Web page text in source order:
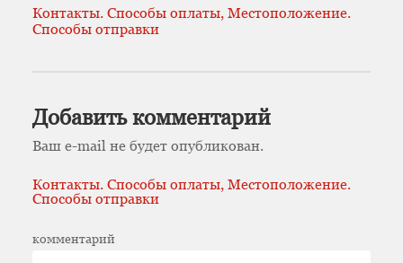
Контакты. Способы оплаты, Местоположение.
Способы отправки
Добавить комментарий
Ваш e-mail не будет опубликован.
Контакты. Способы оплаты, Местоположение.
Способы отправки
комментарий